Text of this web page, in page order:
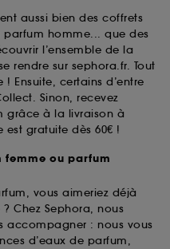
aussi bien des coffrets
homme... que des
l’ensemble de la
rendre sur sephora.fr. Tout
Ensuite, certains d’entre
Sinon, recevez
grâce à la livraison à
gratuite dès 60€ !
ou parfum
vous aimeriez déjà
Chez Sephora, nous
accompagner : nous vous
d’eaux de parfum,